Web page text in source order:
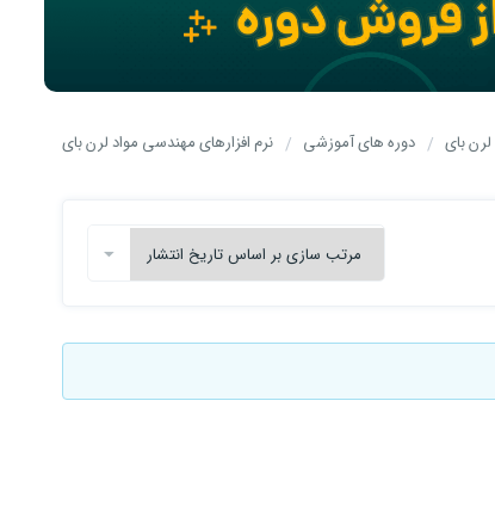
لرن بای دوره های آموزشی نرم افزارهای مهندسی مواد لرن بای